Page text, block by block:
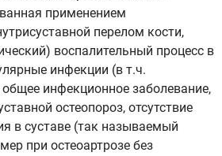
применением
перелом кости,
воспалительный процесс в
инфекции (в т.ч.
инфекционное заболевание,
остеопороз, отсутствие
в суставе (так называемый
при остеоартрозе без